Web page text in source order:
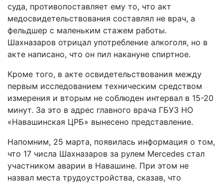
суда, противопоставляет ему то, что акт
медосвидетельствования составлял не врач, а
фельдшер с маленьким стажем работы.
Шахназаров отрицал употребление алкоголя, но в
акте написано, что он пил накануне спиртное.
Кроме того, в акте освидетельствования между
первым исследованием техническим средством
измерения и вторым не соблюден интервал в 15-20
минут. За это в адрес главного врача ГБУЗ НО
«Навашинская ЦРБ» вынесено представление.
Напомним, 25 марта, появилась информация о том,
что 17 числа Шахназаров за рулем Mercedes стал
участником аварии в Навашине. При этом не
назвал места трудоустройства, сказав, что